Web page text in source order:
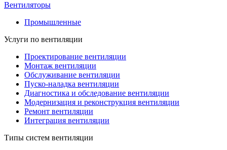
Вентиляторы
Промышленные
Услуги по вентиляции
Проектирование вентиляции
Монтаж вентиляции
Обслуживание вентиляции
Пуско-наладка вентиляции
Диагностика и обследование вентиляции
Модернизация и реконструкция вентиляции
Ремонт вентиляции
Интеграция вентиляции
Типы систем вентиляции